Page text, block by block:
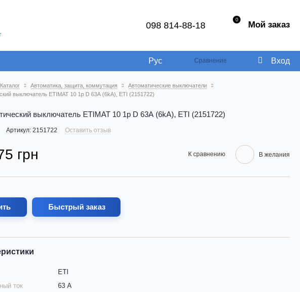
098 814-88-18
0 Мой заказ
Рус Сравнение Вход
Каталог Автоматика, защита, коммутация
Автоматические выключатели
выключатель ETIMAT 10 1p D 63А (6kA), ETI (2151722)
выключатель ETIMAT 10 1p D 63А (6kA), ETI (2151722)
Артикул: 2151722 Оставить отзыв
грн К сравнению В желания
Быстрый заказ
ETI
ток
63 А